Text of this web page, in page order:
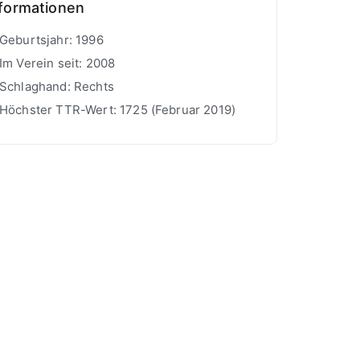
Geburtsjahr: 1996
Im Verein seit: 2008
Schlaghand: Rechts
Höchster TTR-Wert: 1725 (Februar 2019)